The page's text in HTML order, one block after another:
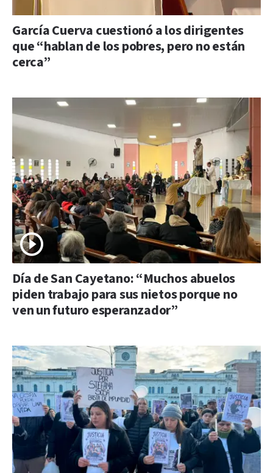
García Cuerva cuestionó a los dirigentes
que “hablan de los pobres, pero no están
cerca”
Día de San Cayetano: “Muchos abuelos
piden trabajo para sus nietos porque no
ven un futuro esperanzador”